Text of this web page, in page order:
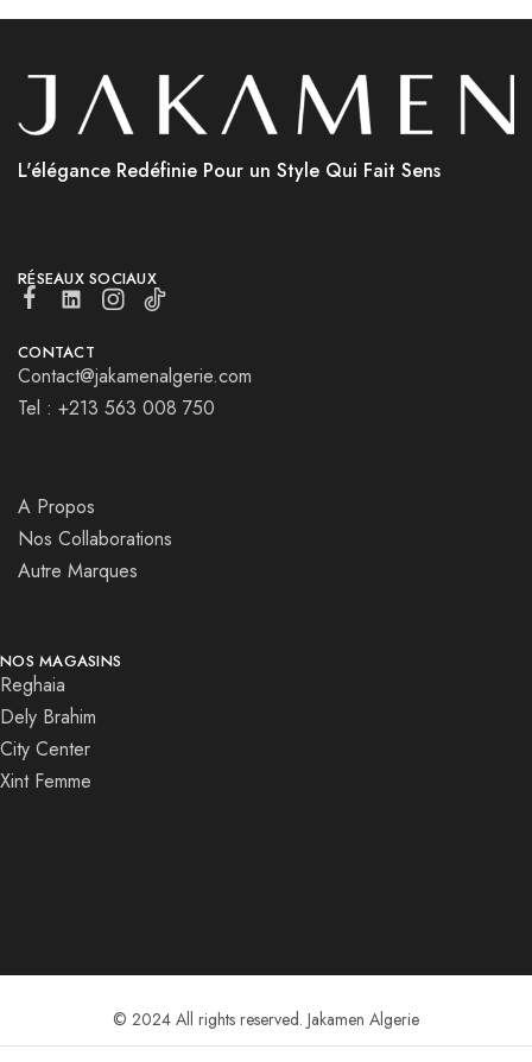
L'élégance Redéfinie Pour un Style Qui Fait Sens
RÉSEAUX SOCIAUX
CONTACT
Contact@jakamenalgerie.com
Tel : +213 563 008 750
A Propos
Nos Collaborations
Autre Marques
NOS MAGASINS
Reghaia
Dely Brahim
City Center
Xint Femme
© 2024 All rights reserved. Jakamen Algerie